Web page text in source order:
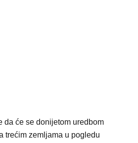
da će se donijetom uredbom
trećim zemljama u pogledu